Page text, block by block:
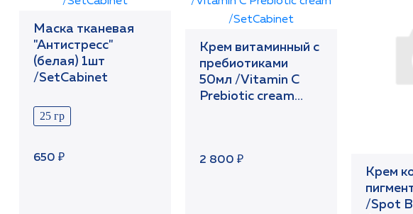
Маска тканевая
"Антистресс"
(белая) 1шт
/SetCabinet
25 гр
650 ₽
Крем витаминный с
пребиотиками
50мл /Vitamin C
Prebiotic cream
2 800 ₽
Крем
/Spot